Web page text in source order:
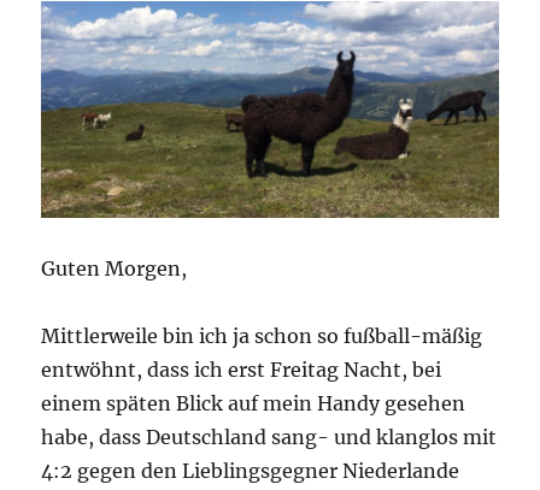
Guten Morgen,
Mittlerweile bin ich ja schon so fußball-mäßig
entwöhnt, dass ich erst Freitag Nacht, bei
einem späten Blick auf mein Handy gesehen
habe, dass Deutschland sang- und klanglos mit
4:2 gegen den Lieblingsgegner Niederlande